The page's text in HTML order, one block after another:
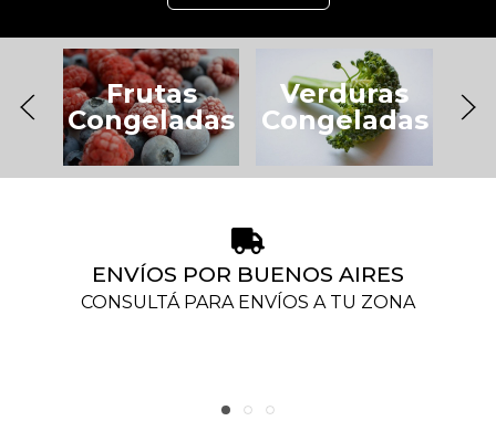
Frutas
Congeladas
Verduras
Congeladas
ENVÍOS POR BUENOS AIRES
CONSULTÁ PARA ENVÍOS A TU ZONA